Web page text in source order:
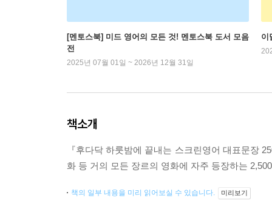
[멘토스북] 미드 영어의 모든 것! 멘토스북 도서 모음
전
2025년 07월 01일 ~ 2026년 12월 31일
이
책소개
『후다닥 하룻밤에 끝내는 스크린영어 대표문장
화 등 거의 모든 장르의 영화에 자주 등장하는
책의 일부 내용을 미리 읽어보실 수 있습니다. 미리보기